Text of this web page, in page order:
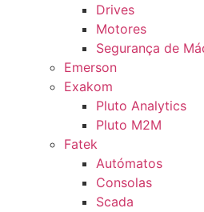
Drives
Motores
Segurança de
Emerson
Exakom
Pluto Analytics
Pluto M2M
Fatek
Autómatos
Consolas
Scada